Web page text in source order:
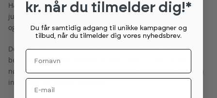
Håndtagene er ikke faste, hvilket betyder at brugerne kan
justere grebet og trækket, så træningen bliver så individuel
og effektiv som muligt.
Denne Seated Row station fra Spirit er konvergent, hvilket
betyder at den ene arm kan trænes uden at den anden
nødvendigvis skal aktiveres. Dette øger mulighederne for en
individuel og effektiv træning.
kr. når du tilmelder dig!*
Du får samtidig adgang til unikke kampagner og
tilbud, når du tilmelder dig vores nyhedsbrev.
Fornavn
Email